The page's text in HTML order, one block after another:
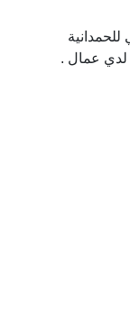
لدي عمال .